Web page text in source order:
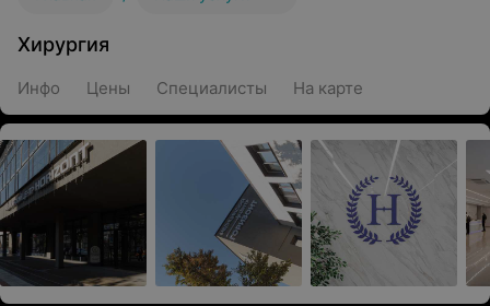
Хирургия
Инфо Цены Специалисты На карте